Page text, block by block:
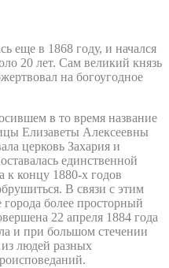
еще в 1868 году, и начался
20 лет. Сам великий князь
на богоугодное
в то время название
Елизаветы Алексеевны
церковь Захария и
единственной
к концу 1880-х годов
В связи с этим
более просторный
22 апреля 1884 года
и при большом стечении
людей разных